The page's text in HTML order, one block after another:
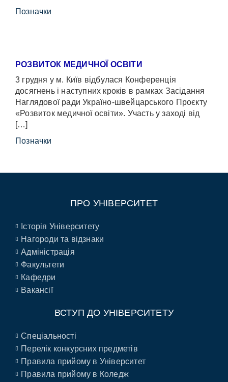
Позначки
РОЗВИТОК МЕДИЧНОЇ ОСВІТИ
3 грудня у м. Київ відбулася Конференція
досягнень і наступних кроків в рамках Засідання
Наглядової ради Україно-швейцарського Проєкту
«Розвиток медичної освіти». Участь у заході від
[…]
Позначки
ПРО УНІВЕРСИТЕТ
Історія Університету
Нагороди та відзнаки
Адміністрація
Факультети
Кафедри
Вакансії
ВСТУП ДО УНІВЕРСИТЕТУ
Спеціальності
Перелік конкурсних предметів
Правила прийому в Університет
Правила прийому в Коледж